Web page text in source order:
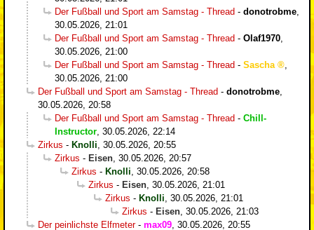
Der Fußball und Sport am Samstag - Thread - donotrobme
30.05.2026, 21:01
Der Fußball und Sport am Samstag - Thread - Olaf1970
30.05.2026, 21:00
Der Fußball und Sport am Samstag - Thread - Sascha
30.05.2026, 21:00
Der Fußball und Sport am Samstag - Thread - donotrobme
30.05.2026, 20:58
Der Fußball und Sport am Samstag - Thread - Chill-
Instructor 30.05.2026, 22:14
Zirkus - Knolli 30.05.2026, 20:55
Zirkus - Eisen 30.05.2026, 20:57
Zirkus - Knolli 30.05.2026, 20:58
Zirkus - Eisen 30.05.2026, 21:01
Zirkus - Knolli 30.05.2026, 21:01
Zirkus - Eisen 30.05.2026, 21:03
Der peinlichste Elfmeter- max09 30.05.2026, 20:55